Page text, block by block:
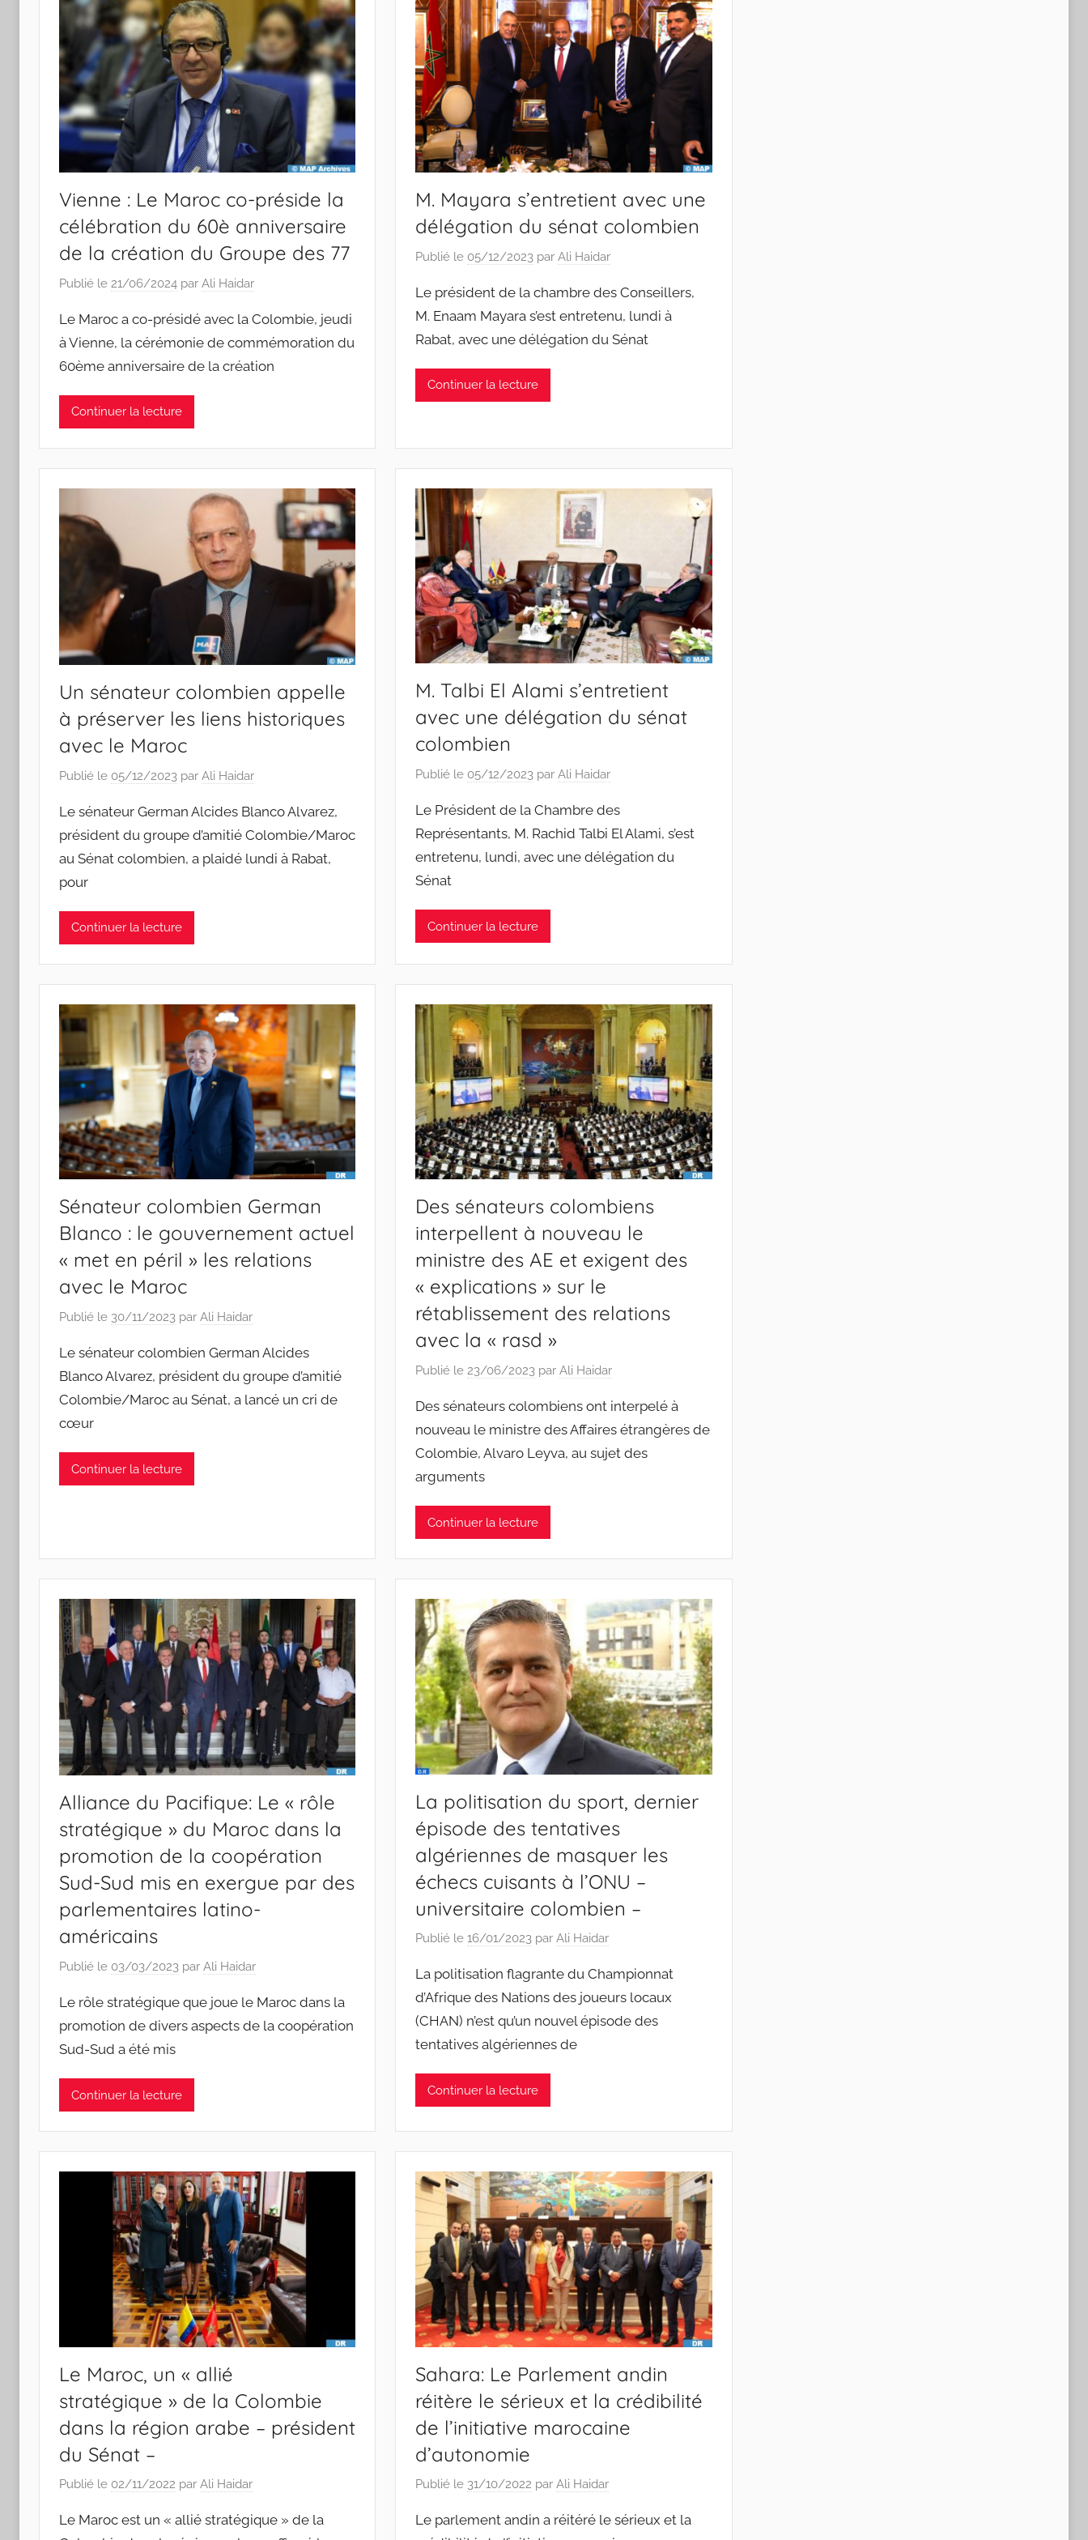
Vienne : Le Maroc co-préside la
célébration du 60è anniversaire
de la création du Groupe des 77
Publié le 21/06/2024 par Ali Haidar
Le Maroc a co-présidé avec la Colombie, jeudi
à Vienne, la cérémonie de commémoration du
60ème anniversaire de la création
Continuer la lecture
M. Mayara s’entretient avec une
délégation du sénat colombien
Publié le 05/12/2023 parAli Haidar
Le président de la chambre des Conseillers,
M. Enaam Mayara s’est entretenu, lundi à
Rabat, avec une délégation du Sénat
Continuer la lecture
Un sénateur colombien appelle
à préserver les liens historiques
avec le Maroc
Publié le 05/12/2023 par Ali Haidar
Le sénateur German Alcides Blanco Alvarez,
président du groupe d’amitié Colombie/Maroc
au Sénat colombien, a plaidé lundi à Rabat,
pour
Continuer la lecture
M. Talbi El Alami s’entretient
avec une délégation du sénat
colombien
Publié le 05/12/2023 parAli Haidar
Le Président de la Chambre des
Représentants, M. Rachid Talbi El Alami, s’est
entretenu, lundi, avec une délégation du
Sénat
Continuer la lecture
Sénateur colombien German
Blanco : le gouvernement actuel
« met en péril » les relations
avec le Maroc
Publié le 30/11/2023 par Ali Haidar
Le sénateur colombien German Alcides
Blanco Alvarez, président du groupe d’amitié
Colombie/Maroc au Sénat, a lancé un cri de
cœur
Continuer la lecture
Des sénateurs colombiens
interpellent à nouveau le
ministre des AE et exigent des
« explications » sur le
rétablissement des relations
avec la « rasd »
Publié le23/06/2023 parAli Haidar
Des sénateurs colombiens ont interpelé à
nouveau le ministre des Affaires étrangères de
Colombie, Alvaro Leyva, au sujet des
arguments
Continuer la lecture
Alliance du Pacifique: Le « rôle
stratégique » du Maroc dans la
promotion de la coopération
Sud-Sud mis en exergue par des
parlementaires latino-
américains
Publié le 03/03/2023 par Ali Haidar
Le rôle stratégique que joue le Maroc dans la
promotion de divers aspects de la coopération
Sud-Sud a été mis
Continuer la lecture
La politisation du sport, dernier
épisode des tentatives
algériennes de masquer les
échecs cuisants à l’ONU –
universitaire colombien –
Publié le16/01/2023 parAli Haidar
La politisation flagrante du Championnat
d’Afrique des Nations des joueurs locaux
(CHAN) n’est qu’un nouvel épisode des
tentatives algériennes de
Continuer la lecture
Le Maroc, un « allié
stratégique » de la Colombie
dans la région arabe – président
du Sénat –
Publié le 02/11/2022 par Ali Haidar
Le Maroc est un « allié stratégique » de la
Sahara: Le Parlement andin
réitère le sérieux et la crédibilité
de l’initiative marocaine
d’autonomie
Publié le 31/10/2022 parAli Haidar
Le parlement andin a réitéré le sérieux et la